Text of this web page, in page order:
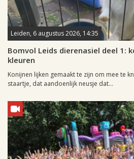
Leiden, 6 augustus 2026, 14:35
Bomvol Leids dierenasiel deel 1:
kleuren
Konijnen lijken gemaakt te zijn om mee te
staartje, dat aandoenlijk neusje dat...